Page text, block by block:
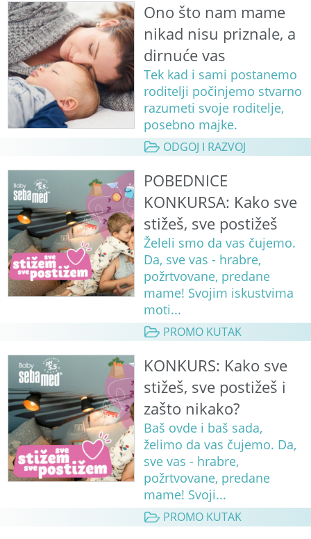
Ono što nam mame
nikad nisu priznale, a
dirnuće vas
Tek kad i sami postanemo
roditelji počinjemo stvarno
razumeti svoje roditelje,
posebno majke.
ODGOJ I RAZVOJ
POBEDNICE
KONKURSA: Kako sve
stižeš, sve postižeš
Želeli smo da vas čujemo.
Da, sve vas - hrabre,
požrtvovane, predane
mame! Svojim iskustvima
moti...
PROMO KUTAK
KONKURS: Kako sve
stižeš, sve postižeš i
zašto nikako?
Baš ovde i baš sada,
želimo da vas čujemo. Da,
sve vas - hrabre,
požrtvovane, predane
mame! Svoji...
PROMO KUTAK